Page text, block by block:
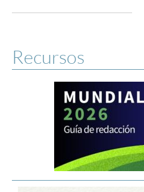
Recursos